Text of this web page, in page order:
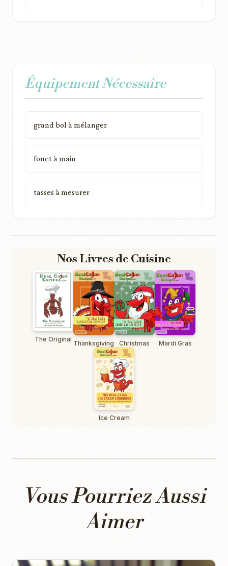
Équipement Nécessaire
grand bol à mélanger
fouet à main
tasses à mesurer
Nos Livres de Cuisine
The Original Thanksgiving Christmas Mardi Gras
Ice Cream
Vous Pourriez Aussi
Aimer